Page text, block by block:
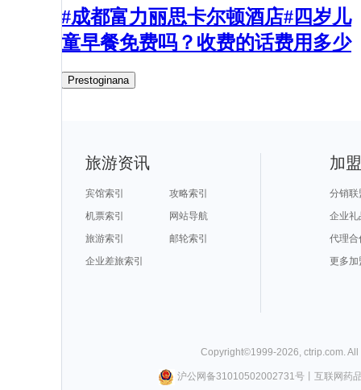
#成都富力丽思卡尔顿酒店#四岁儿
童早餐免费吗？收费的话费用多少
Prestoginana
旅游资讯
宾馆索引
攻略索引
机票索引
网站导航
旅游索引
邮轮索引
企业差旅索引
加
分销联
企业礼
代理合
更多加
Copyright©1999-2026 ctrip.com .
沪公网备31010502002731号丨 互联网药